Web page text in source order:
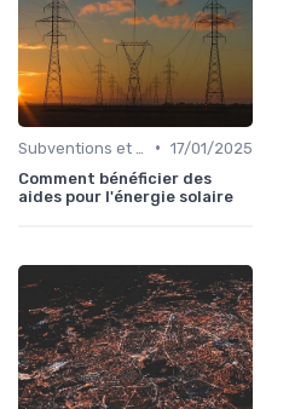
• 17/01/2025
Comment bénéficier des
aides pour l'énergie solaire